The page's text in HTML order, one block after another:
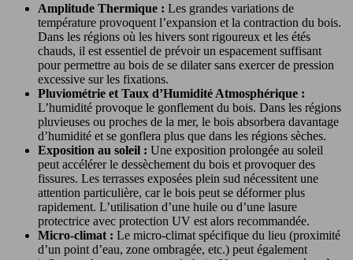
Amplitude Thermique : Les grandes variations de
température provoquent l’expansion et la contraction du bois.
Dans les régions où les hivers sont rigoureux et les étés
chauds, il est essentiel de prévoir un espacement suffisant
pour permettre au bois de se dilater sans exercer de pression
excessive sur les fixations.
Pluviométrie et Taux d’Humidité Atmosphérique :
L’humidité provoque le gonflement du bois. Dans les régions
pluvieuses ou proches de la mer, le bois absorbera davantage
d’humidité et se gonflera plus que dans les régions sèches.
Exposition au soleil : Une exposition prolongée au soleil
peut accélérer le dessèchement du bois et provoquer des
fissures. Les terrasses exposées plein sud nécessitent une
attention particulière, car le bois peut se déformer plus
rapidement. L’utilisation d’une huile ou d’une lasure
protectrice avec protection UV est alors recommandée.
Micro-climat : Le micro-climat spécifique du lieu (proximité
d’un point d’eau, zone ombragée, etc.) peut également